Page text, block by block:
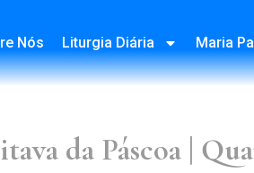
Nós Liturgia Diária Maria
da Páscoa |